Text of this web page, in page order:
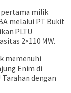
pertama milik
melalui PT Bukit
PLTU
2×110 MW.
memenuhi
Enim di
Tarahan dengan